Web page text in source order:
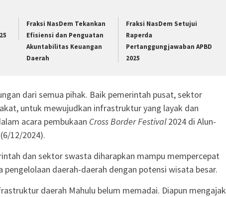
Fraksi NasDem Tekankan
Efisiensi dan Penguatan
Akuntabilitas Keuangan
Daerah
Fraksi NasDem Setujui
Raperda
Pertanggungjawaban APBD
2025
dari semua pihak. Baik pemerintah pusat, sektor
untuk mewujudkan infrastruktur yang layak dan
acara pembukaan Cross Border Festival2024 di Alun-
12/2024).
dan sektor swasta diharapkan mampu mempercepat
pengelolaan daerah-daerah dengan potensi wisata besar.
daerah Mahulu belum memadai. Diapun mengajak